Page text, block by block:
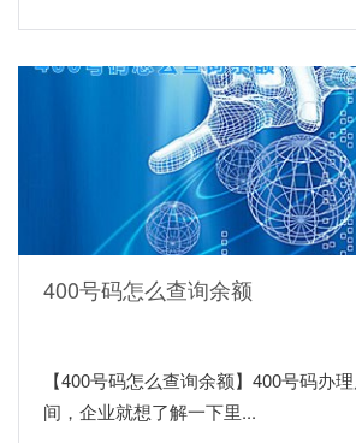
400号码怎么查询余额
【400号码怎么查询余额】400号码办
间，企业就想了解一下里...